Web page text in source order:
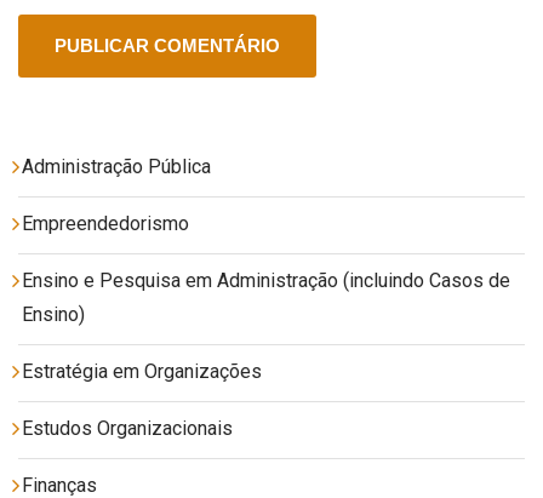
Administração Pública
Empreendedorismo
Ensino e Pesquisa em Administração (incluindo Casos de
Ensino)
Estratégia em Organizações
Estudos Organizacionais
Finanças